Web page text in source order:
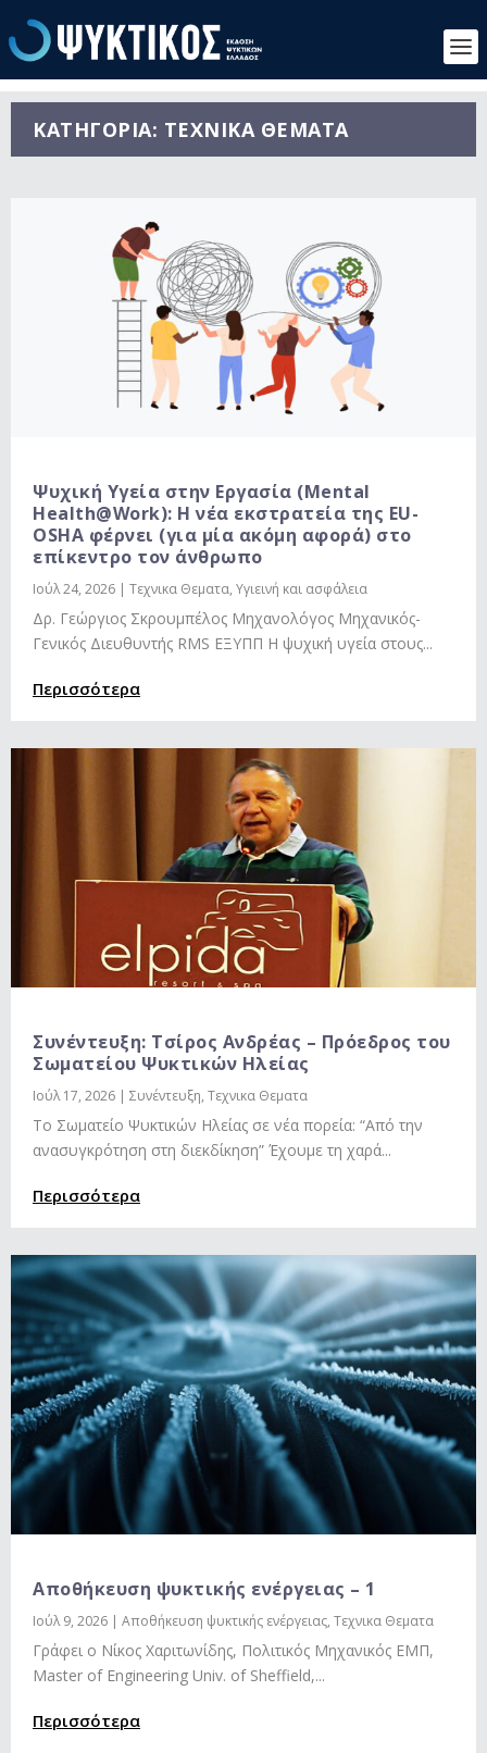
ΚΑΤΗΓΟΡΊΑ: ΤΕΧΝΙΚΑ ΘΕΜΑΤΑ
Ψυχική Υγεία στην Εργασία (Mental
Health@Work): Η νέα εκστρατεία της EU-
OSHA φέρνει (για μία ακόμη αφορά) στο
επίκεντρο τον άνθρωπο
Ιούλ 24, 2026 | Τεχνικα Θεματα, Υγιεινή και ασφάλεια
Δρ. Γεώργιος Σκρουμπέλος Μηχανολόγος Μηχανικός-
Γενικός Διευθυντής RMS ΕΞΥΠΠ Η ψυχική υγεία στους...
Περισσότερα
Συνέντευξη: Τσίρος Ανδρέας – Πρόεδρος του
Σωματείου Ψυκτικών Ηλείας
Ιούλ 17, 2026 | Συνέντευξη, Τεχνικα Θεματα
To Σωματείο Ψυκτικών Ηλείας σε νέα πορεία: “Από την
ανασυγκρότηση στη διεκδίκηση” Έχουμε τη χαρά...
Περισσότερα
Αποθήκευση ψυκτικής ενέργειας – 1
Ιούλ 9, 2026 | Αποθήκευση ψυκτικής ενέργειας, Τεχνικα Θεματα
Γράφει ο Νίκος Χαριτωνίδης, Πολιτικός Μηχανικός ΕΜΠ,
Master of Engineering Univ. of Sheffield,...
Περισσότερα